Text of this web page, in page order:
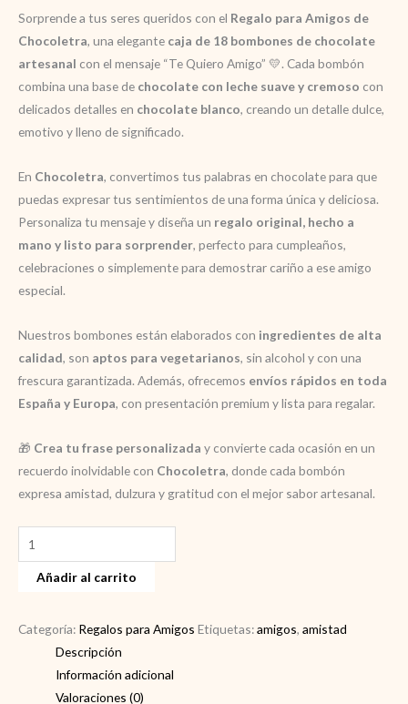
Sorprende a tus seres queridos con el Regalo para Amigos de
Chocoletra, una elegante caja de 18 bombones de chocolate
artesanal con el mensaje “Te Quiero Amigo” 💛. Cada bombón
combina una base de chocolate con leche suave y cremoso con
delicados detalles en chocolate blanco, creando un detalle dulce,
emotivo y lleno de significado.
En Chocoletra, convertimos tus palabras en chocolate para que
puedas expresar tus sentimientos de una forma única y deliciosa.
Personaliza tu mensaje y diseña un regalo original, hecho a
mano y listo para sorprender, perfecto para cumpleaños,
celebraciones o simplemente para demostrar cariño a ese amigo
especial.
Nuestros bombones están elaborados con ingredientes de alta
calidad, son aptos para vegetarianos, sin alcohol y con una
frescura garantizada. Además, ofrecemos envíos rápidos en toda
España y Europa, con presentación premium y lista para regalar.
🎁 Crea tu frase personalizada y convierte cada ocasión en un
recuerdo inolvidable con Chocoletra, donde cada bombón
expresa amistad, dulzura y gratitud con el mejor sabor artesanal.
Regalo
para
amigos
Añadir al carrito
Categoría: Regalos para Amigos Etiquetas:amigos, amistad
Descripción
Información adicional
Valoraciones (0)